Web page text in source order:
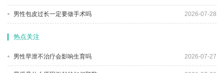
男性包皮过长一定要做手术吗 2026-07-28
热点关注
男性早泄不治疗会影响生育吗 2026-07-27